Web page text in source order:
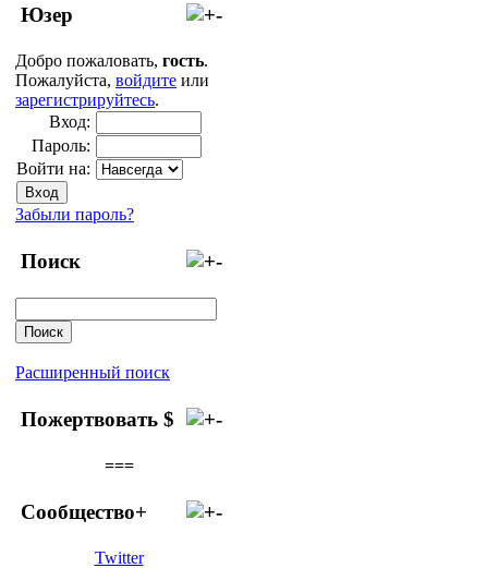
Юзер
Добро пожаловать, гость.
Пожалуйста, войдите или
зарегистрируйтесь.
Вход:
Пароль:
Войти на:
Забыли пароль?
Поиск
Расширенный поиск
Пожертвовать $
===
Сообщество+
Twitter